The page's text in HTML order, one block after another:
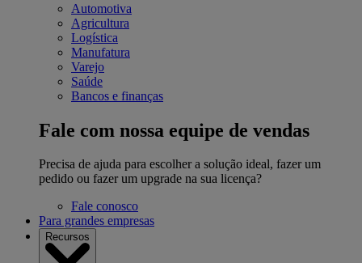
Automotiva
Agricultura
Logística
Manufatura
Varejo
Saúde
Bancos e finanças
Fale com nossa equipe de vendas
Precisa de ajuda para escolher a solução ideal, fazer um
pedido ou fazer um upgrade na sua licença?
Fale conosco
Para grandes empresas
Recursos